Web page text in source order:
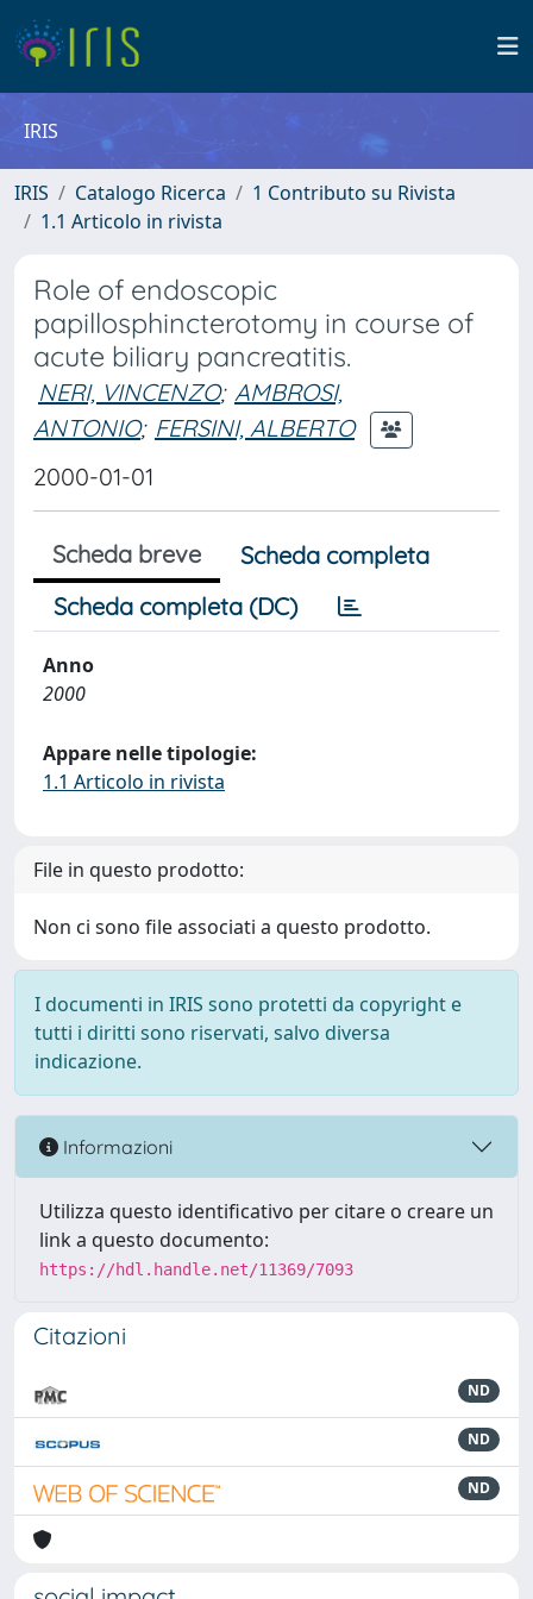
IRIS
IRIS Catalogo Ricerca
1 Contributo su Rivista
1.1 Articolo in rivista
Role of endoscopic
papillosphincterotomy in course of
acute biliary pancreatitis.
NERI, VINCENZO; AMBROSI,
ANTONIO; FERSINI, ALBERTO
2000-01-01
Scheda breve
Scheda completa
Scheda completa (DC)
Anno
2000
Appare nelle tipologie:
1.1 Articolo in rivista
File in questo prodotto:
Non ci sono file associati a questo prodotto.
I documenti in IRIS sono protetti da copyright e
tutti i diritti sono riservati, salvo diversa
indicazione.
Informazioni
Utilizza questo identificativo per citare o creare un
link a questo documento:
https://hdl.handle.net/11369/7093
Citazioni
ND
ND
ND